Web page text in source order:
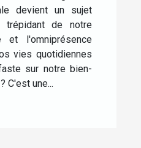
devient un sujet
trépidant de notre
et l'omniprésence
vies quotidiennes
sur notre bien-
C'est une...